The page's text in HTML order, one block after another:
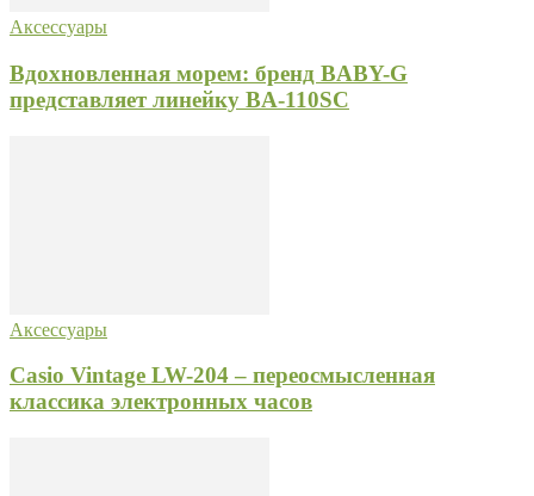
Аксессуары
Вдохновленная морем: бренд BABY-G
представляет линейку BA-110SC
Аксессуары
Casio Vintage LW-204 – переосмысленная
классика электронных часов